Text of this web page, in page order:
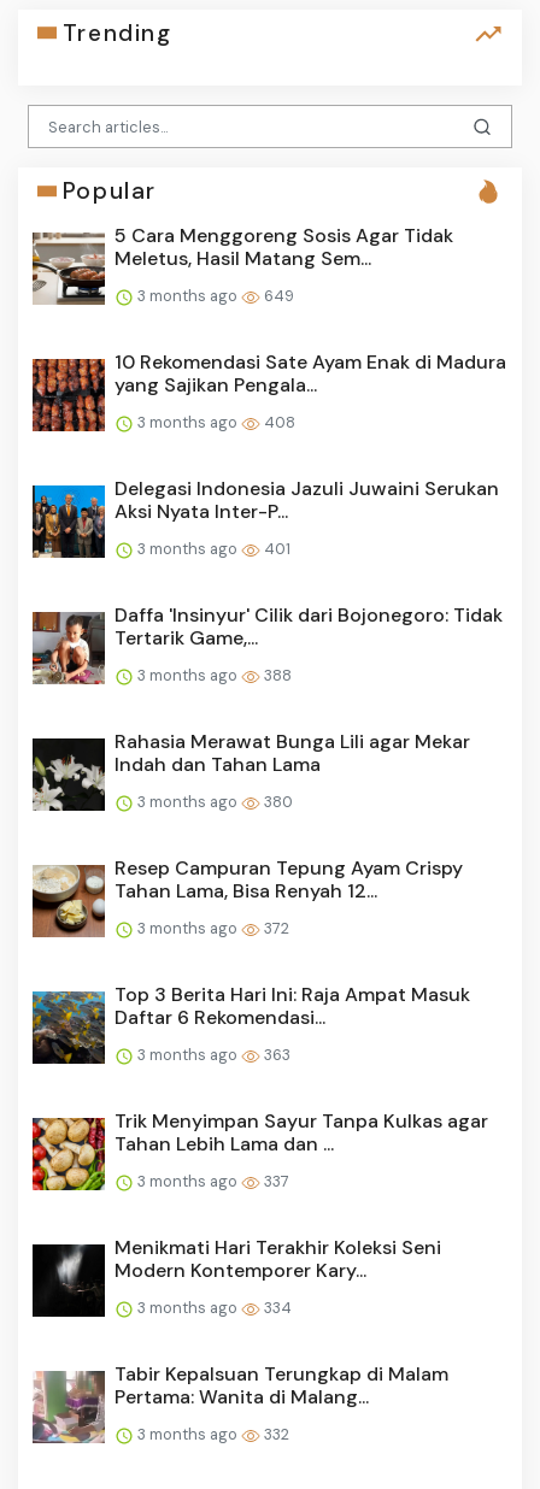
Trending
Popular
5 Cara Menggoreng Sosis Agar Tidak
Meletus, Hasil Matang Sem...
3 months ago 649
10 Rekomendasi Sate Ayam Enak di Madura
yang Sajikan Pengala...
3 months ago 408
Delegasi Indonesia Jazuli Juwaini Serukan
Aksi Nyata Inter-P...
3 months ago 401
Daffa 'Insinyur' Cilik dari Bojonegoro: Tidak
Tertarik Game,...
3 months ago 388
Rahasia Merawat Bunga Lili agar Mekar
Indah dan Tahan Lama
3 months ago 380
Resep Campuran Tepung Ayam Crispy
Tahan Lama, Bisa Renyah 12...
3 months ago 372
Top 3 Berita Hari Ini: Raja Ampat Masuk
Daftar 6 Rekomendasi...
3 months ago 363
Trik Menyimpan Sayur Tanpa Kulkas agar
Tahan Lebih Lama dan ...
3 months ago 337
Menikmati Hari Terakhir Koleksi Seni
Modern Kontemporer Kary...
3 months ago 334
Tabir Kepalsuan Terungkap di Malam
Pertama: Wanita di Malang...
3 months ago 332